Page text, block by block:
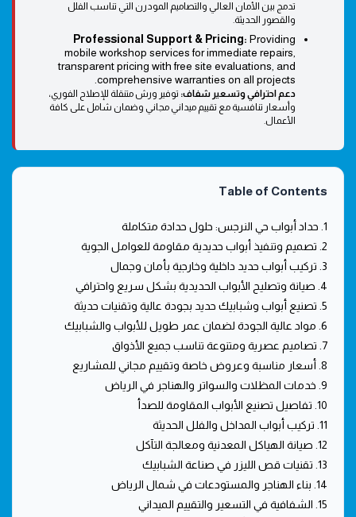
تدمج بين الأمان العالي والتصاميم المودرن التي تناسب الفلل
والقصور الحديثة.
Professional Support & Pricing: Providing
mobile workshop services for immediate repairs,
transparent pricing with free site evaluations, and
comprehensive warranties on all projects.
دعم احترافي وتسعير شفاف: توفير ورش متنقلة للإصلاح الفوري،
وأسعار تنافسية مع تقييم ميداني مجاني وضمان شامل على كافة
الأعمال.
Table of Contents
1. حداد أبواب حي النرجس: حلول حدادة متكاملة
2. تصميم وتنفيذ أبواب حديدية مقاومة للعوامل الجوية
3. تركيب أبواب حديد داخلية وخارجية بأمان وجمال
4. صيانة وتصليح الأبواب الحديدية بشكل سريع واحترافي
5. تصنيع أبواب وشبابيك حديد بجودة عالية وتقنيات حديثة
6. مواد عالية الجودة لضمان عمر طويل للأبواب والشبابيك
7. تصاميم عصرية ومتنوعة تناسب جميع الأذواق
8. أسعار مناسبة وعروض خاصة وتقييم مجاني للمشاريع
9. خدمات المظلات والسواتر والهناجر في الرياض
10. تفاصيل تصنيع الأبواب المقاومة للصدأ
11. تركيب أبواب المداخل والفلل الحديثة
12. صيانة الهياكل المعدنية ومعالجة التآكل
13. تقنيات قص الليزر في صناعة الشبابيك
14. بناء الهناجر والمستودعات في شمال الرياض
15. الشفافية في التسعير والتقييم الميداني